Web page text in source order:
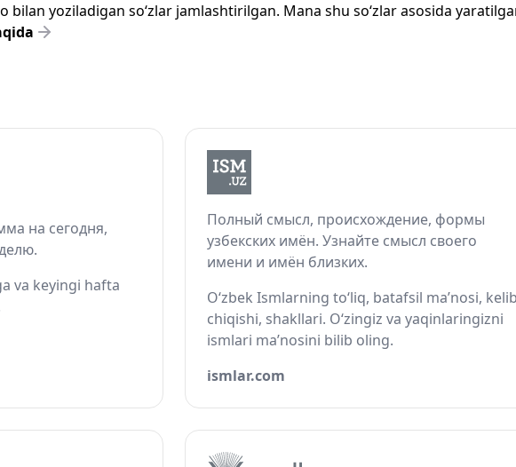
yoziladigan so‘zlar jamlashtirilgan. Mana shu so‘zlar asosida
на сегодня,
va keyingi hafta
Полный смысл, происхождение, формы
узбекских имён. Узнайте смысл своего
имени и имён близких.
O‘zbek Ismlarning to‘liq, batafsil ma’nosi, kelib
chiqishi, shakllari. O‘zingiz va yaqinlaringizni
ismlari ma’nosini bilib oling.
ismlar.com